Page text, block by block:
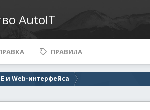
AutoIT
ПРАВИЛА
и Web-интерфейса